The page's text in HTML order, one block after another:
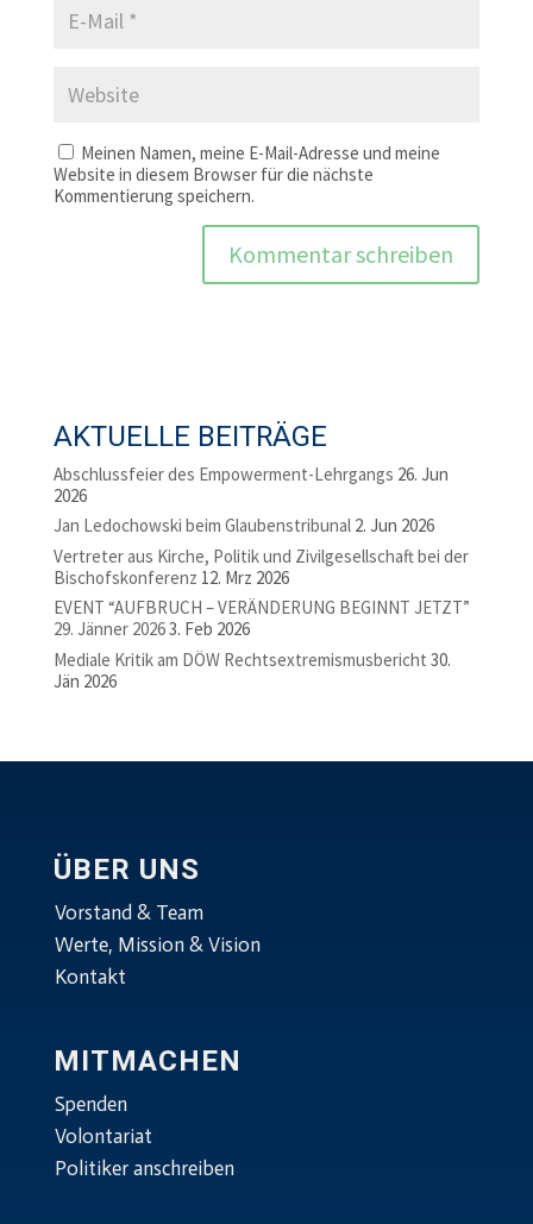
Meinen Namen, meine E-Mail-Adresse und meine
Website in diesem Browser für die nächste
Kommentierung speichern.
AKTUELLE BEITRÄGE
Abschlussfeier des Empowerment-Lehrgangs 26. Jun
2026
Jan Ledochowski beim Glaubenstribunal 2. Jun 2026
Vertreter aus Kirche, Politik und Zivilgesellschaft bei der
Bischofskonferenz 12. Mrz 2026
EVENT “AUFBRUCH – VERÄNDERUNG BEGINNT JETZT”
29. Jänner 20263. Feb 2026
Mediale Kritik am DÖW Rechtsextremismusbericht 30.
Jän 2026
ÜBER UNS
Vorstand & Team
Werte, Mission & Vision
Kontakt
MITMACHEN
Spenden
Volontariat
Politiker anschreiben